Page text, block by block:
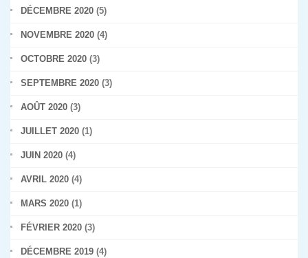
DÉCEMBRE 2020 (5)
NOVEMBRE 2020 (4)
OCTOBRE 2020 (3)
SEPTEMBRE 2020 (3)
AOÛT 2020 (3)
JUILLET 2020 (1)
JUIN 2020 (4)
AVRIL 2020 (4)
MARS 2020 (1)
FÉVRIER 2020 (3)
DÉCEMBRE 2019 (4)